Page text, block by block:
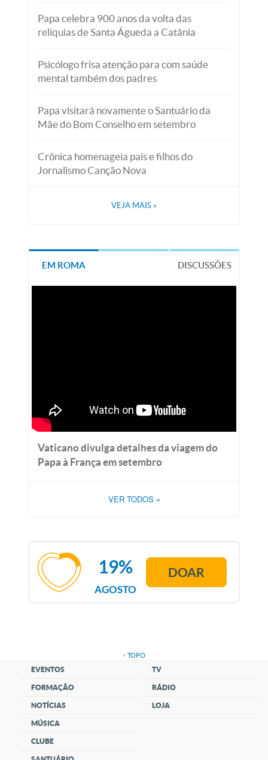
Papa celebra 900 anos da volta das
relíquias de Santa Águeda a Catânia
Psicólogo frisa atenção para com saúde
mental também dos padres
Papa visitará novamente o Santuário da
Mãe do Bom Conselho em setembro
Crônica homenageia pais e filhos do
Jornalismo Canção Nova
VEJA MAIS »
EM ROMA DISCUSSÕES
Vaticano divulga detalhes da viagem do
Papa à França em setembro
VER TODOS »
AGOSTO
19% DOAR
↑ TOPO
EVENTOS
FORMAÇÃO
NOTÍCIAS
MÚSICA
CLUBE
TV
RÁDIO
LOJA